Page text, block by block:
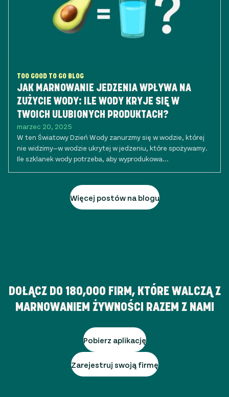
TOO GOOD TO GO BLOG
JAK MARNOWANIE JEDZENIA WPŁYWA NA
ZUŻYCIE WODY: ILE WODY KRYJE SIĘ W
TWOICH ULUBIONYCH PRODUKTACH?
marzec 20, 2025
W ten Światowy Dzień Wody zanurzmy się w wodzie, której
nie widzimy—w wodzie ukrytej w jedzeniu, które spożywamy.
Ile szklanek wody potrzeba, aby wyprodukowa...
Więcej postów na blogu
DOŁĄCZ DO 180,000 FIRM, KTÓRE WALCZĄ Z
MARNOWANIEM ŻYWNOŚCI RAZEM Z NAMI
Pobierz aplikację
Zarejestruj swoją firmę